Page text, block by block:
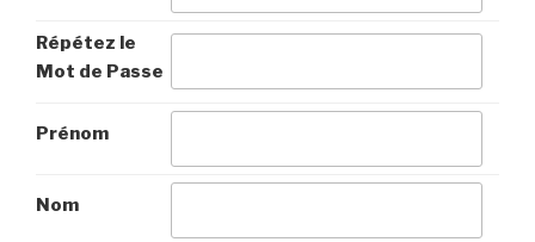
Répétez le
Mot de Passe
Prénom
Nom